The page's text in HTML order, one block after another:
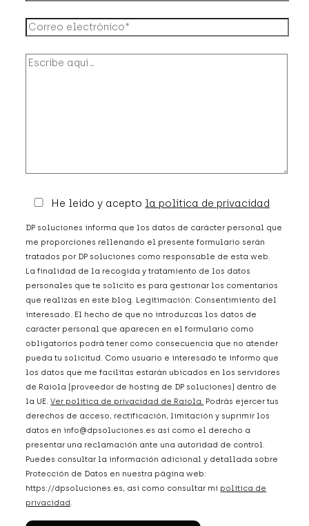
He leido y acepto la política de privacidad
DP soluciones informa que los datos de carácter personal que
me proporciones rellenando el presente formulario serán
tratados por DP soluciones como responsable de esta web.
La finalidad de la recogida y tratamiento de los datos
personales que te solicito es para gestionar los comentarios
que realizas en este blog. Legitimación: Consentimiento del
interesado. El hecho de que no introduzcas los datos de
carácter personal que aparecen en el formulario como
obligatorios podrá tener como consecuencia que no atender
pueda tu solicitud. Como usuario e interesado te informo que
los datos que me facilitas estarán ubicados en los servidores
de Raiola (proveedor de hosting de DP soluciones) dentro de
la UE.Ver política de privacidad de Raiola. Podrás ejercer tus
derechos de acceso, rectificación, limitación y suprimir los
datos en info@dpsoluciones.es así como el derecho a
presentar una reclamación ante una autoridad de control.
Puedes consultar la información adicional y detallada sobre
Protección de Datos en nuestra página web:
https://dpsoluciones.es, así como consultar mi política de
privacidad.